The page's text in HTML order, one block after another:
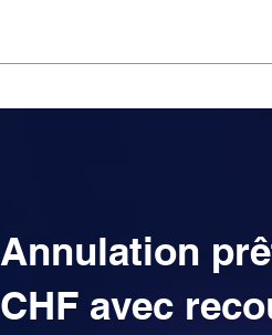
Annulation
CHF avec